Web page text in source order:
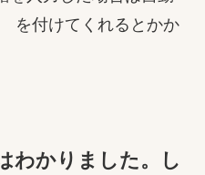
を付けてくれるとかか
わかりました。し